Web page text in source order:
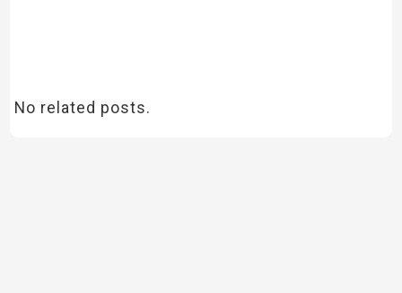
No related posts.